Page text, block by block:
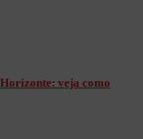
veja como